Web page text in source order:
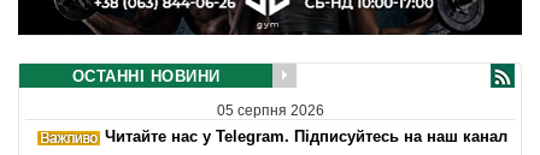
ОСТАННІ НОВИНИ
05 серпня 2026
Читайте нас у Telegram. Підписуйтесь на наш канал